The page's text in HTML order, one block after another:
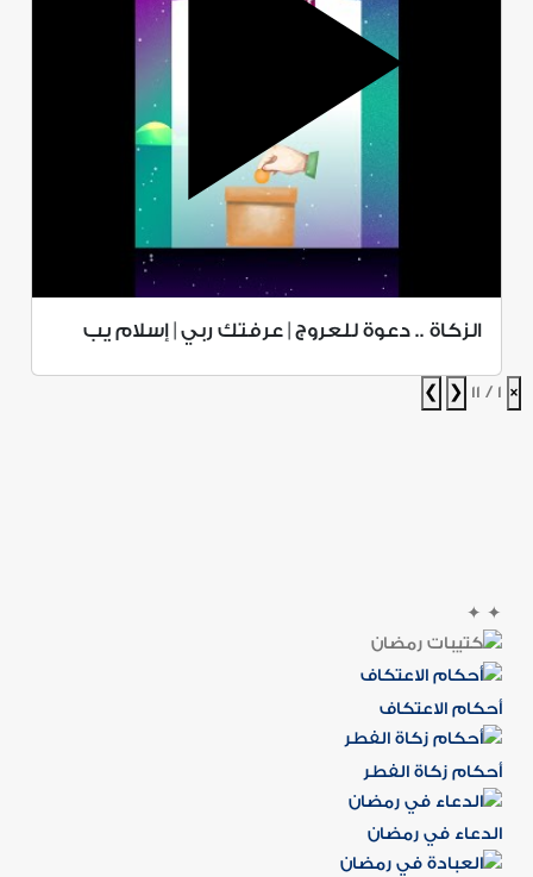
الزكاة .. دعوة للعروج | عرفتك ربي | إسلام يب
×
1 / 11
❮
❯
✦
✦
أحكام الاعتكاف
أحكام زكاة الفطر
الدعاء في رمضان